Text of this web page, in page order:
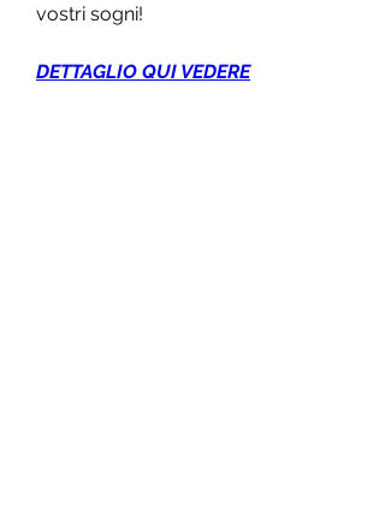
vostri sogni!
DETTAGLIO QUI VEDERE